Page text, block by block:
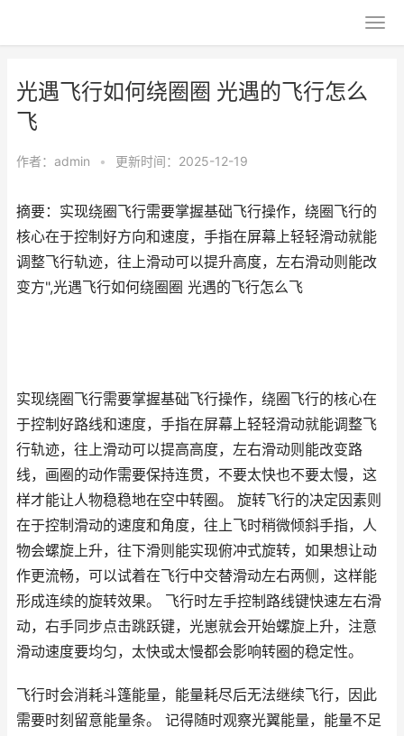
光遇飞行如何绕圈圈 光遇的飞行怎么
飞
作者： admin • 更新时间：2025-12-19
摘要：实现绕圈飞行需要掌握基础飞行操作，绕圈飞行的
核心在于控制好方向和速度，手指在屏幕上轻轻滑动就能
调整飞行轨迹，往上滑动可以提升高度，左右滑动则能改
变方",光遇飞行如何绕圈圈 光遇的飞行怎么飞
实现绕圈飞行需要掌握基础飞行操作，绕圈飞行的核心在
于控制好路线和速度，手指在屏幕上轻轻滑动就能调整飞
行轨迹，往上滑动可以提高高度，左右滑动则能改变路
线，画圈的动作需要保持连贯，不要太快也不要太慢，这
样才能让人物稳稳地在空中转圈。 旋转飞行的决定因素则
在于控制滑动的速度和角度，往上飞时稍微倾斜手指，人
物会螺旋上升，往下滑则能实现俯冲式旋转，如果想让动
作更流畅，可以试着在飞行中交替滑动左右两侧，这样能
形成连续的旋转效果。 飞行时左手控制路线键快速左右滑
动，右手同步点击跳跃键，光崽就会开始螺旋上升，注意
滑动速度要均匀，太快或太慢都会影响转圈的稳定性。
飞行时会消耗斗篷能量，能量耗尽后无法继续飞行，因此
需要时刻留意能量条。 记得随时观察光翼能量，能量不足